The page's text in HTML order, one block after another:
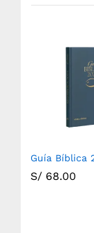
Guía Bíblica
S/ 68.00